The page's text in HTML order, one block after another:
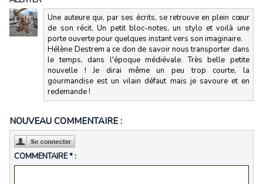
Une auteure qui, par ses écrits, se retrouve en plein cœur
de son récit. Un petit bloc-notes, un stylo et voilà une
porte ouverte pour quelques instant vers son imaginaire.
Hélène Destrem a ce don de savoir nous transporter dans
le temps, dans l'époque médiévale. Très belle petite
nouvelle ! Je dirai même un peu trop courte, la
gourmandise est un vilain défaut mais je savoure et en
redemande !
NOUVEAU COMMENTAIRE :
COMMENTAIRE * :